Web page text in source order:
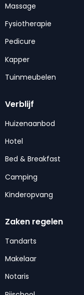
Massage
Fysiotherapie
Pedicure
Kapper
Tuinmeubelen
Verblijf
Huizenaanbod
Hotel
Bed & Breakfast
Camping
Kinderopvang
Zaken regelen
Tandarts
Makelaar
Notaris